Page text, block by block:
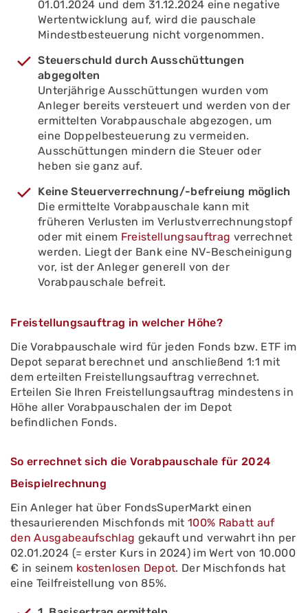
01.01.2024 und dem 31.12.2024 eine negative
Wertentwicklung auf, wird die pauschale
Mindestbesteuerung nicht vorgenommen.
Steuerschuld durch Ausschüttungen
abgegolten
Unterjährige Ausschüttungen wurden vom
Anleger bereits versteuert und werden von der
ermittelten Vorabpauschale abgezogen, um
eine Doppelbesteuerung zu vermeiden.
Ausschüttungen mindern die Steuer oder
heben sie ganz auf.
Keine Steuerverrechnung/-befreiung möglich
Die ermittelte Vorabpauschale kann mit
früheren Verlusten im Verlustverrechnungstopf
oder mit einem Freistellungsauftrag verrechnet
werden. Liegt der Bank eine NV-Bescheinigung
vor, ist der Anleger generell von der
Vorabpauschale befreit.
Freistellungsauftrag in welcher Höhe?
Die Vorabpauschale wird für jeden Fonds bzw. ETF im
Depot separat berechnet und anschließend 1:1 mit
dem erteilten Freistellungsauftrag verrechnet.
Erteilen Sie Ihren Freistellungsauftrag mindestens in
Höhe aller Vorabpauschalen der im Depot
befindlichen Fonds.
So errechnet sich die Vorabpauschale für 2024
Beispielrechnung
Ein Anleger hat über FondsSuperMarkt einen
thesaurierenden Mischfonds mit 100% Rabatt auf
den Ausgabeaufschlag gekauft und verwahrt ihn per
02.01.2024 (= erster Kurs in 2024) im Wert von 10.000
€ in seinem kostenlosen Depot. Der Mischfonds hat
eine Teilfreistellung von 85%.